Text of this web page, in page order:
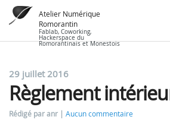
Atelier Numérique
Romorantin
Fablab, Coworking,
Hackerspace du
Romorantinais et Monestois
29 juillet 2016
Règlement
Rédigé par anr
Aucun commentaire